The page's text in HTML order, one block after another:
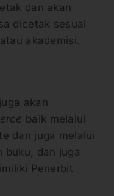
dan akan
dicetak sesuai
akademisi.
akan
baik melalui
dan juga melalui
buku, dan juga
Penerbit